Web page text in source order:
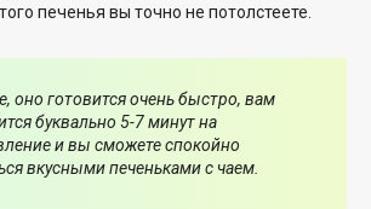
печенья вы точно не потолстеете.
оно готовится очень быстро, вам
буквально 5-7 минут на
и вы сможете спокойно
вкусными печеньками с чаем.